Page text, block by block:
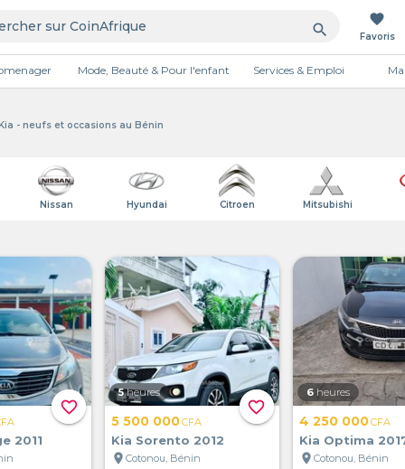
search
favorite
Favoris
Mode, Beauté & Pour l'enfant Services & Emploi
- neufs et occasions au Bénin
Nissan Hyundai Citroen Mitsubishi
favorite_border
2011
favorite_border
5 heures
5 500 000CFA
Kia Sorento 2012
location_onCotonou, Bénin
6 heures
4 250 000CFA
Kia Optima
location_on Cotonou, Bénin